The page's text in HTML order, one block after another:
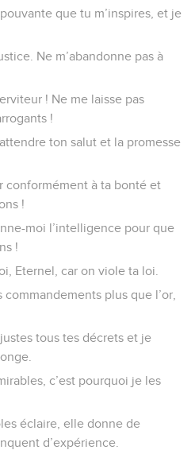
que tu m’inspires, et je
Ne m’abandonne pas à
! Ne me laisse pas
!
ton salut et la promesse
conformément à ta bonté et
!
moi l’intelligence pour que
!
Eternel, car on viole ta loi.
plus que l’or,
tous tes décrets et je
c’est pourquoi je les
éclaire, elle donne de
d’expérience.